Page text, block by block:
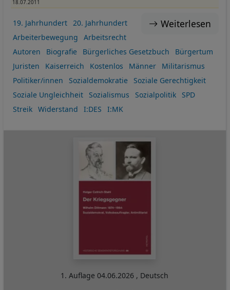
18.07.2011
Weiterlesen
19. Jahrhundert
20. Jahrhundert
Arbeiterbewegung
Arbeitsrecht
Autoren
Biografie Bürgerliches Gesetzbuch
Bürgertum
Juristen
Kaiserreich Kostenlos Männer
Militarismus
Politiker/innen
Sozialdemokratie
Soziale Gerechtigkeit
Soziale Ungleichheit
Sozialismus Sozialpolitik
SPD
Streik
Widerstand I:DES I:MK
1. Auflage04.06.2026 , Deutsch